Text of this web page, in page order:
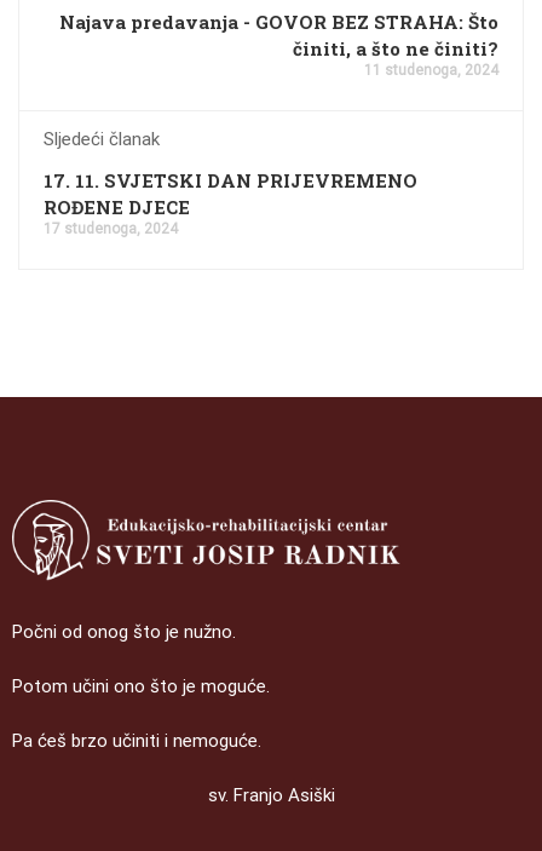
Najava predavanja - GOVOR BEZ STRAHA: Što
činiti, a što ne činiti?
11 studenoga, 2024
Sljedeći članak
17. 11. SVJETSKI DAN PRIJEVREMENO
ROĐENE DJECE
17 studenoga, 2024
Počni od onog što je nužno.
Potom učini ono što je moguće.
Pa ćeš brzo učiniti i nemoguće.
sv. Franjo Asiški